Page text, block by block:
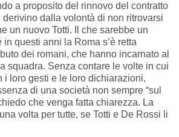
a proposito del rinnovo del contratto
dalla volontà di non ritrovarsi
un nuovo Totti. Il che sarebbe un
questi anni la Roma s’è retta
dei romani, che hanno incarnato al
squadra. Senza contare le volte in cui
i loro gesti e le loro dichiarazioni,
di una società non sempre “sul
che venga fatta chiarezza. La
volta per tutte, se Totti e De Rossi li